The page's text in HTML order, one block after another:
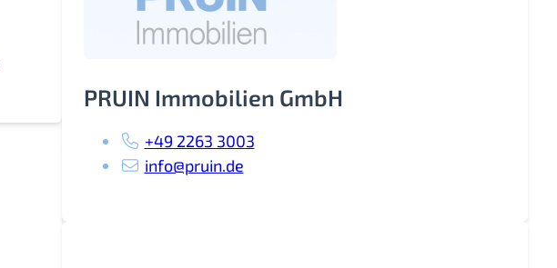
PRUIN Immobilien GmbH
+49 2263 3003
info@pruin.de